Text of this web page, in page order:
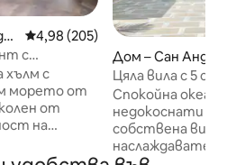
Средна оценка: 4,98 от 5,
4,98 (205)
с
хълм с
морето от
от
на
и
Дом – Сан
Цяла вила с 5
на покрива
Спокойна
недокоснати
собствена
наслаждавате -